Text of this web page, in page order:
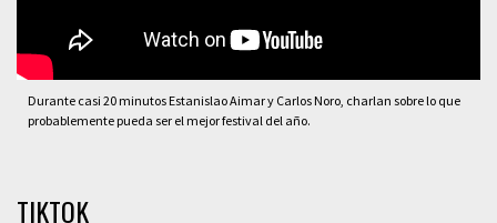
Durante casi 20 minutos Estanislao Aimar y Carlos Noro, charlan sobre lo que
probablemente pueda ser el mejor festival del año.
TIKTOK